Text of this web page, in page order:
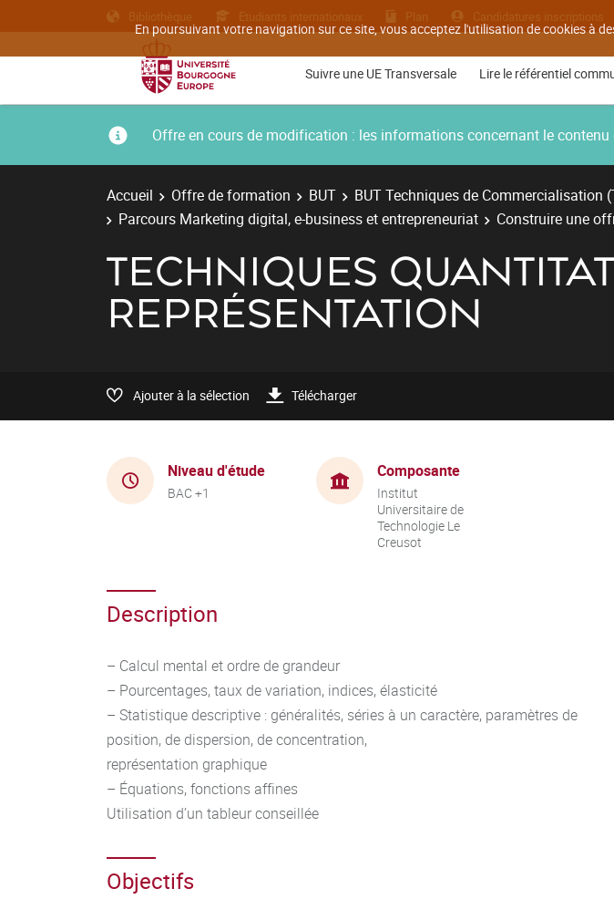
En poursuivant votre navigation sur ce site, vous acceptez l'utilisation de cookies à
Bibliothèque Etudiants internationaux Plan Candidatures inscriptions
Suivre une UE Transversale Lire le référentiel
Offre en cours de modification : les informations concernant le
Accueil Offre de formation BUT
BUT Techniques de Commercialisation
Parcours Marketing digital, e-business et entrepreneuriat
Construire une
TECHNIQUES
REPRÉSENTATION
Ajouter à la sélection Télécharger
Niveau d'étude
BAC +1
Composante
Institut
Universitaire de
Technologie Le
Creusot
Description
– Calcul mental et ordre de grandeur
– Pourcentages, taux de variation, indices, élasticité
– Statistique descriptive : généralités, séries à un caractère, paramètres de
position, de dispersion, de concentration,
représentation graphique
– Équations, fonctions affines
Utilisation d’un tableur conseillée
Objectifs